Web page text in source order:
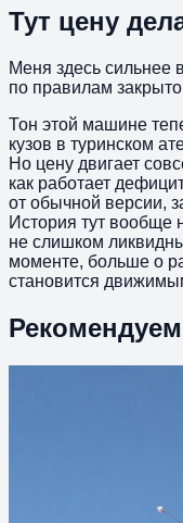
Тут цену
Меня здесь сильнее
по правилам
Тон этой машине
кузов в туринском
Но цену двигает
как работает
от обычной версии,
История тут вообще
не слишком
моменте, больше о
становится